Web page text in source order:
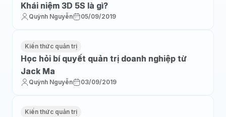
Khái niệm 3D 5S là gì?
Quỳnh Nguyễn 05/09/2019
Kiến thức quản trị
Học hỏi bí quyết quản trị doanh nghiệp từ
Jack Ma
Quỳnh Nguyễn 03/09/2019
Kiến thức quản trị